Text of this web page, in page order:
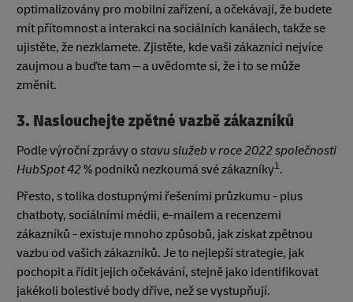
optimalizovány pro mobilní zařízení, a očekávají, že budete
mít přítomnost a interakci na sociálních kanálech, takže se
ujistěte, že nezklamete. Zjistěte, kde vaši zákazníci nejvíce
zaujmou a buďte tam – a uvědomte si, že i to se může
změnit.
3. Naslouchejte zpětné vazbě zákazníků
Podle výroční zprávy o stavu služeb v roce 2022 společnosti
HubSpot 42% podniků nezkoumá své zákazníky1.
Přesto, s tolika dostupnými řešeními průzkumu - plus
chatboty, sociálními médii, e-mailem a recenzemi
zákazníků - existuje mnoho způsobů, jak získat zpětnou
vazbu od vašich zákazníků. Je to nejlepší strategie, jak
pochopit a řídit jejich očekávání, stejně jako identifikovat
jakékoli bolestivé body dříve, než se vystupňují.